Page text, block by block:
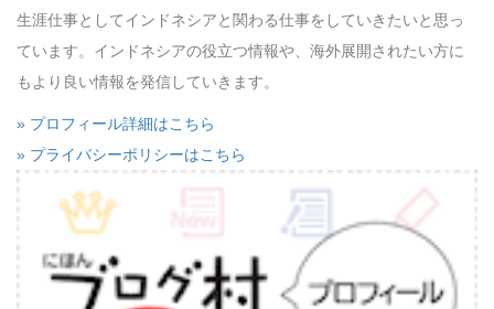
生涯仕事としてインドネシアと関わる仕事をしていきたいと思っ
ています。インドネシアの役立つ情報や、海外展開されたい方に
もより良い情報を発信していきます。
» プロフィール詳細はこちら
» プライバシーポリシーはこちら